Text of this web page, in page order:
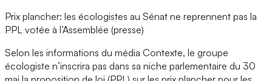
Prix plancher: les écologistes au Sénat ne reprennent pas la
PPL votée à l’Assemblée (presse)
Selon les informations du média Contexte, le groupe
écologiste n’inscrira pas dans sa niche parlementaire du 30